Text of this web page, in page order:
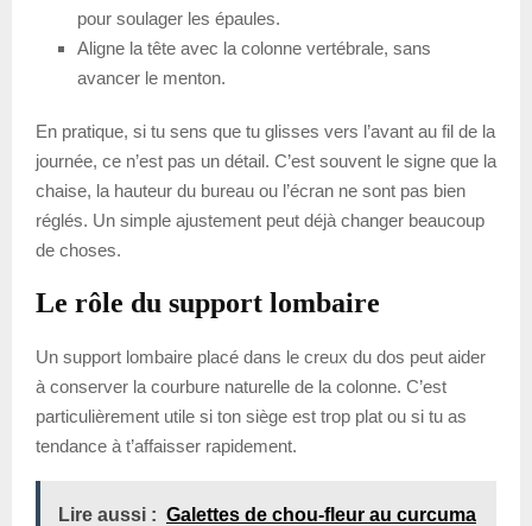
pour soulager les épaules.
Aligne la tête avec la colonne vertébrale, sans
avancer le menton.
En pratique, si tu sens que tu glisses vers l’avant au fil de la
journée, ce n’est pas un détail. C’est souvent le signe que la
chaise, la hauteur du bureau ou l’écran ne sont pas bien
réglés. Un simple ajustement peut déjà changer beaucoup
de choses.
Le rôle du support lombaire
Un support lombaire placé dans le creux du dos peut aider
à conserver la courbure naturelle de la colonne. C’est
particulièrement utile si ton siège est trop plat ou si tu as
tendance à t’affaisser rapidement.
Lire aussi : Galettes de chou-fleur au curcuma